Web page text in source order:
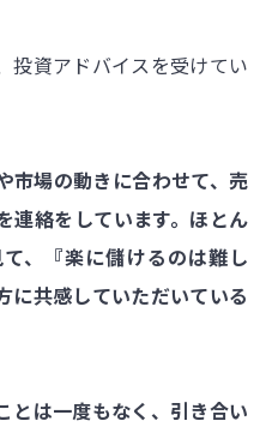
投資アドバイスを受けてい
市場の動きに合わせて、売
連絡をしています。ほとん
、『楽に儲けるのは難し
に共感していただいている
とは一度もなく、引き合い